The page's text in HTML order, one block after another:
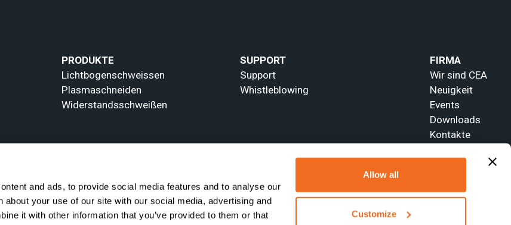
and ads, to provide social media features and to analyse our
about your use of our site with our social media, advertising and
it with other information that you’ve provided to them or that
Allow all
Customize
PRODUKTE
Lichtbogenschweissen
Plasmaschneiden
Widerstandsschweißen
SUPPORT
Support
Whistleblowing
FIRMA
Wir sind CEA
Neuigkeit
Events
Downloads
Kontakte